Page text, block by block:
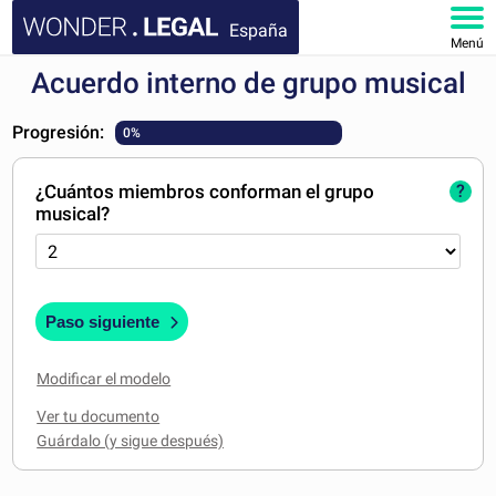
España
Menú
INICIO
DOCUMENTOS
FAQ
MI CUENTA
Acuerdo interno de grupo musical
Progresión: 0%
¿Cuántos miembros conforman el grupo
musical?
?
Paso siguiente
Modificar el modelo
Ver tu documento